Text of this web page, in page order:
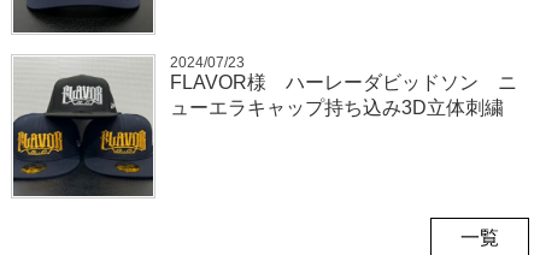
2024/07/23
FLAVOR様 ハーレーダビッドソン ニ
ューエラキャップ持ち込み3D立体刺繍
一覧